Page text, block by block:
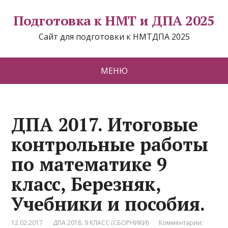
Подготовка к НМТ и ДПА 2025
Сайт для подготовки к НМТДПА 2025
МЕНЮ
ДПА 2017. Итоговые
контрольные работы
по математике 9
класс, Березняк,
Учебники и пособия.
12.02.2017 ДПА 2018. 9 КЛАСС (СБОРНИКИ)
Комментарии: